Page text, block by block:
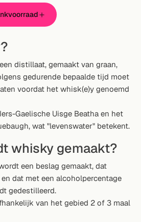
of smoothie toe.
distillaat, gemaakt van graan,
gedurende bepaalde tijd moet
voordat het whisk(e)y genoemd
Gaelische Uisge Beatha en het
wat "levenswater" betekent.
whisky gemaakt?
een beslag gemaakt, dat
dat met een alcoholpercentage
gedestilleerd.
van het gebied 2 of 3 maal